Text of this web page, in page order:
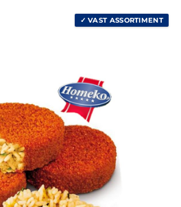
✓ VAST ASSORTIMENT